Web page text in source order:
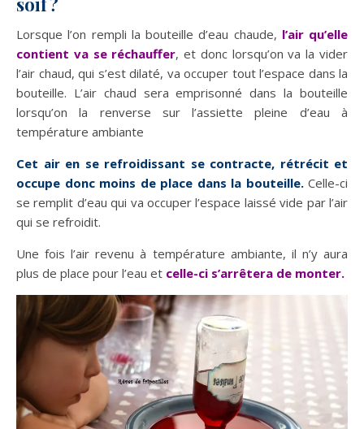
Lorsque l’on rempli la bouteille d’eau chaude, l’air qu’elle
contient va se réchauffer, et donc lorsqu’on va la vider
l’air chaud, qui s’est dilaté, va occuper tout l’espace dans la
bouteille. L’air chaud sera emprisonné dans la bouteille
lorsqu’on la renverse sur l’assiette pleine d’eau à
température ambiante
Cet air en se refroidissant se contracte, rétrécit et
occupe donc moins de place dans la bouteille.Celle-ci
se remplit d’eau qui va occuper l’espace laissé vide par l’air
qui se refroidit.
Une fois l’air revenu à température ambiante, il n’y aura
plus de place pour l’eau et celle-ci s’arrêtera de monter.